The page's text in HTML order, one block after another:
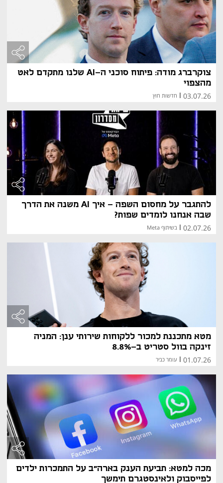
צוקרברג מודה: פיתוח סוכני ה-AI שלנו מתקדם לאט
מהצפוי
03.07.26 חדשות חוץ
להתגבר על מחסום השפה - איך AI משנה את הדרך
שבה אנחנו לומדים שפות?
02.07.26 בשיתוף Meta
מטא מתכננת למכור ללקוחות שירותי ענן: המניה
זינקה בוול סטריט ב-8.8%
01.07.26 עומר כביר
מכה למטא: תביעת הענק בארה"ב על התמכרות ילדים
לפייסבוק ולאינסטגרם תימשך